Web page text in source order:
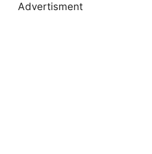
Advertisment